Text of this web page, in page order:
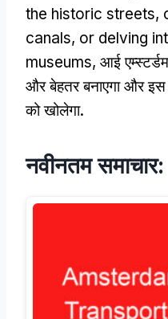
the historic streets,
canals, or delving
museums, आई
और बेहतर बनाएगा और इस
को खोलेगा.
नवीनतम समाचार: